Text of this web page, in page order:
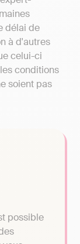
délai de
à d'autres
celui-ci
conditions
soient pas
possible